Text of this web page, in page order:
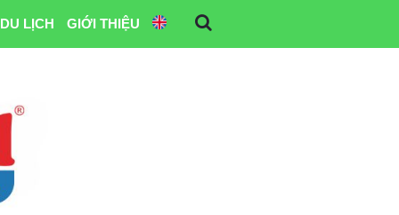
LỊCH GIỚI THIỆU